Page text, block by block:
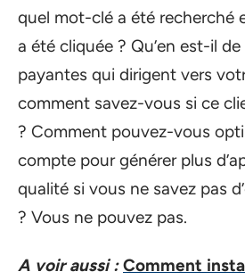
quel mot-clé a été recherché
a été cliquée ? Qu’en est-il
payantes qui dirigent vers
comment savez-vous si ce
? Comment pouvez-vous
compte pour générer plus
qualité si vous ne savez pas
? Vous ne pouvez pas.
A voir aussi : Comment